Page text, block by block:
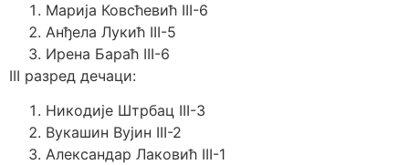
Марија Ковсћевић III-6
Анђела Лукић III-5
Ирена Бараћ III-6
III разред дечаци:
Никодије Штрбац III-3
Вукашин Вујин III-2
Александар Лаковић III-1